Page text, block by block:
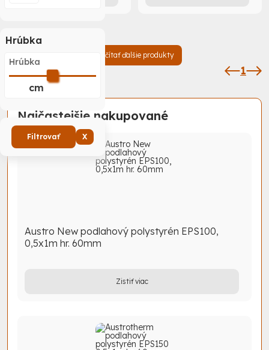
Hrúbka
Hrúbka
cm
Filtrovať X
Načítať ďalšie produkty
1
Najčastejšie nakupované
Austro New podlahový polystyrén EPS100,
0,5x1m hr. 60mm
Zistiť viac